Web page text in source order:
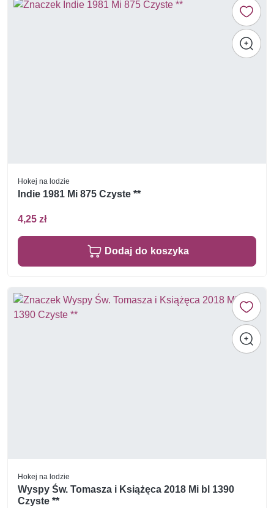
Hokej na lodzie
Indie 1981 Mi 875 Czyste **
4,25 zł
Dodaj do koszyka
Hokej na lodzie
Wyspy Św. Tomasza i Książęca 2018 Mi bl 1390
Czyste **